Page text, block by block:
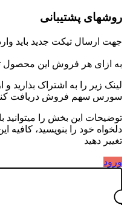
روشهای پشتیبانی
جهت ارسال تیکت جدید باید
به ازای هر فروش این محصول
لینک زیر را به اشتراک
سورس سهم فروش دریافت
دلخواه خود را بنویسید، کافیه
تغییر دهید
ورود